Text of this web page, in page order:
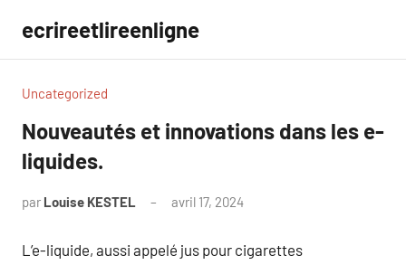
contenu
ecrireetlireenligne
Uncategorized
Nouveautés et innovations dans les e-
liquides.
par Louise KESTEL avril 17, 2024
L’e-liquide, aussi appelé jus pour cigarettes